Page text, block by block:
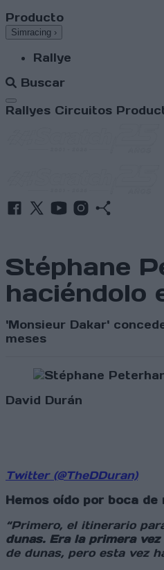
Producto
Simracing ›
Rallye
Buscar
Abrir menú
Rallyes Circuitos
Stéphane
haciéndolo
'Monsieur Dakar'
meses
David Durán
Twitter (@TheDDuran)
Hemos oído por boca
“Primero, el itinerario
dunas. Era la primera
de dunas, pero esta vez